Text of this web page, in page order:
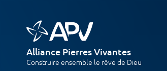
Alliance Pierres Vivantes
Construire ensemble le rêve de Dieu